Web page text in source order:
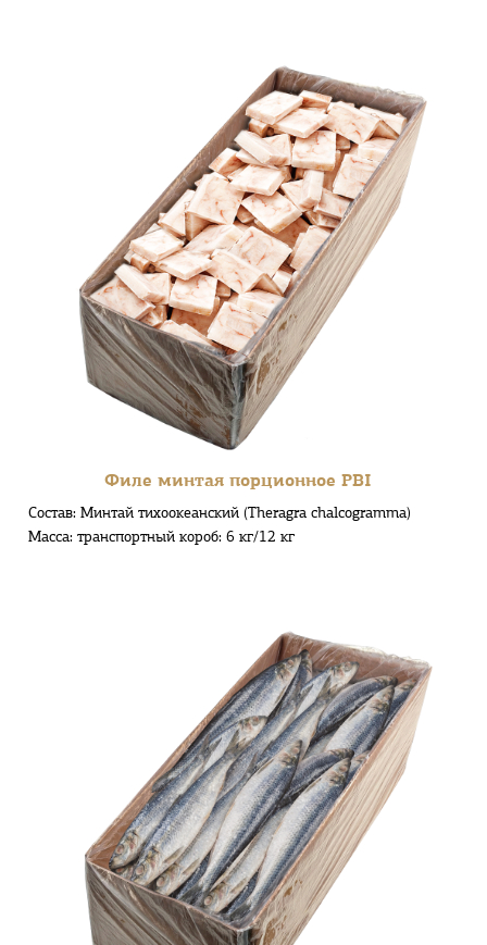
Филе минтая порционное PBI
Состав: Минтай тихоокеанский (Theragra chalcogramma)
Масса: транспортный короб: 6 кг/12 кг